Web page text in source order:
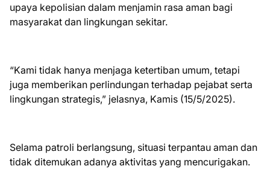
upaya kepolisian dalam menjamin rasa aman bagi
masyarakat dan lingkungan sekitar.
“Kami tidak hanya menjaga ketertiban umum, tetapi
juga memberikan perlindungan terhadap pejabat serta
lingkungan strategis,” jelasnya, Kamis (15/5/2025).
Selama patroli berlangsung, situasi terpantau aman dan
tidak ditemukan adanya aktivitas yang mencurigakan.